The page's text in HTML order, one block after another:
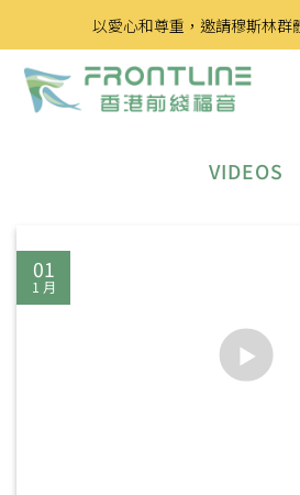
to
content
以愛心和尊重，邀請穆斯林群
VIDEOS
01
1 月